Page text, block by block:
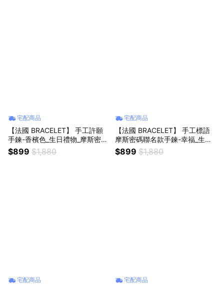
宅配商品
【法國 BRACELET】 手工許願
手鍊-香檳色_生日禮物_摩斯密碼
_手工飾品_願望悄悄實現_牡羊座
生日快樂
$899 $1,880
宅配商品
【法國 BRACELET】 手工標語
摩斯密碼聯名款手鍊-幸福_生日
禮物_手工飾品_天天幸福_牡羊座
生日快樂
$899 $1,880
宅配商品 宅配商品